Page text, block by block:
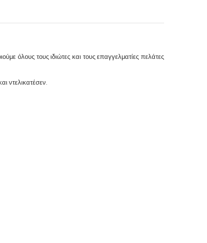
όλους τους ιδιώτες και τους επαγγελματίες πελάτες
ντελικατέσεν.